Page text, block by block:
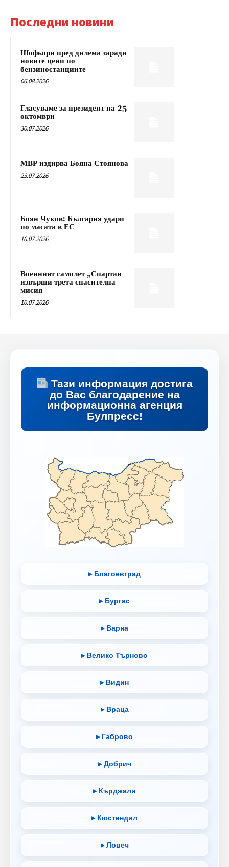
Последни новини
Шофьори пред дилема заради
новите цени по
бензиностанциите
06.08.2026
Гласуваме за президент на 25
октомври
30.07.2026
МВР издирва Бояна Стоянова
23.07.2026
Боян Чуков: България удари
по масата в ЕС
16.07.2026
Военният самолет „Спартан
извърши трета спасителна
мисия
10.07.2026
Тази информация достига
до Вас благодарение на
информационна агенция
Булпресс!
▸ Благоевград
▸ Бургас
▸ Варна
▸ Велико Търново
▸ Видин
▸ Враца
▸ Габрово
▸ Добрич
▸ Кърджали
▸ Кюстендил
▸ Ловеч